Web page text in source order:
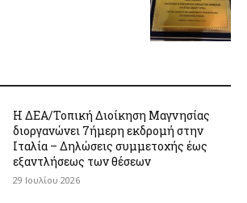
Η ΔΕΑ/Τοπική Διοίκηση Μαγνησίας
διοργανώνει 7ήμερη εκδρομή στην
Ιταλία – Δηλώσεις συμμετοχής έως
εξαντλήσεως των θέσεων
29 Ιουλίου 2026